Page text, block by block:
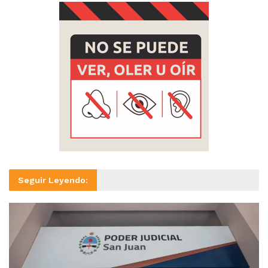
Seguir Leyendo: